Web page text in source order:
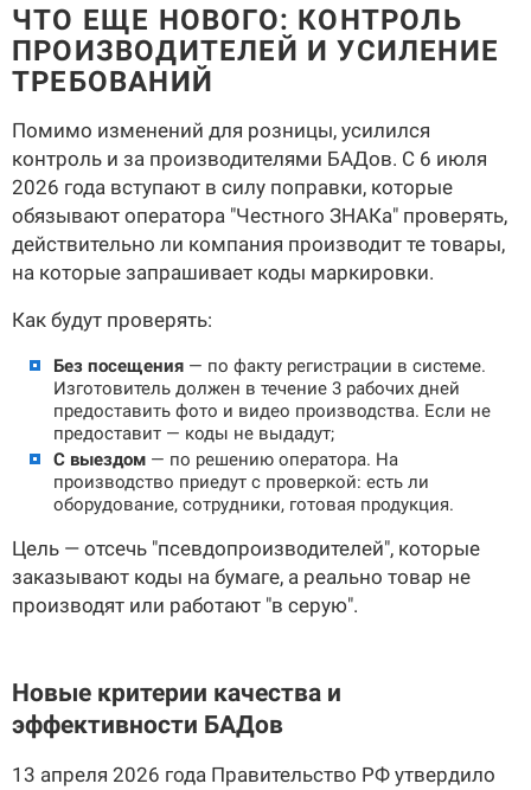
ЧТО ЕЩЕ НОВОГО: КОНТРОЛЬ
ПРОИЗВОДИТЕЛЕЙ И УСИЛЕНИЕ
ТРЕБОВАНИЙ
Помимо изменений для розницы, усилился
контроль и за производителями БАДов. С 6 июля
2026 года вступают в силу поправки, которые
обязывают оператора "Честного ЗНАКа" проверять,
действительно ли компания производит те товары,
на которые запрашивает коды маркировки.
Как будут проверять:
Без посещения — по факту регистрации в системе.
Изготовитель должен в течение 3 рабочих дней
предоставить фото и видео производства. Если не
предоставит — коды не выдадут;
С выездом — по решению оператора. На
производство приедут с проверкой: есть ли
оборудование, сотрудники, готовая продукция.
Цель — отсечь "псевдопроизводителей", которые
заказывают коды на бумаге, а реально товар не
производят или работают "в серую".
Новые критерии качества и
эффективности БАДов
13 апреля 2026 года Правительство РФ утвердило